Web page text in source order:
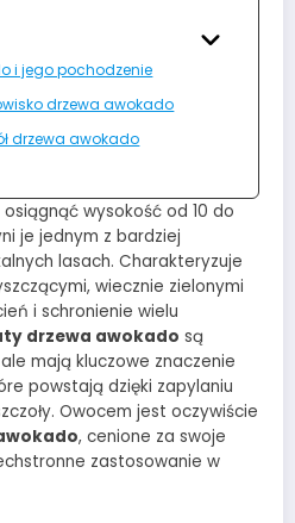
i jego pochodzenie
drzewa awokado
drzewa awokado
osiągnąć wysokość od 10 do
je jednym z bardziej
lasach. Charakteryzuje
wiecznie zielonymi
i schronienie wielu
drzewa awokado są
mają kluczowe znaczenie
powstają dzięki zapylaniu
Owocem jest oczywiście
, cenione za swoje
zastosowanie w